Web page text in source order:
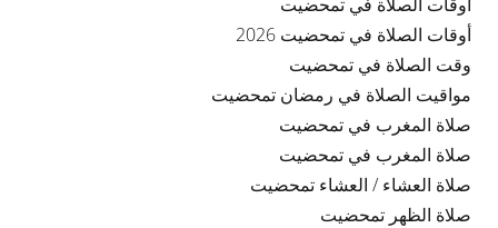
أوقات الصلاة في تمحضيت 2026
وقت الصلاة في تمحضيت
مواقيت الصلاة في رمضان تمحضيت
صلاة المغرب في تمحضيت
صلاة المغرب في تمحضيت
صلاة العشاء / العشاء تمحضيت
صلاة الظهر تمحضيت